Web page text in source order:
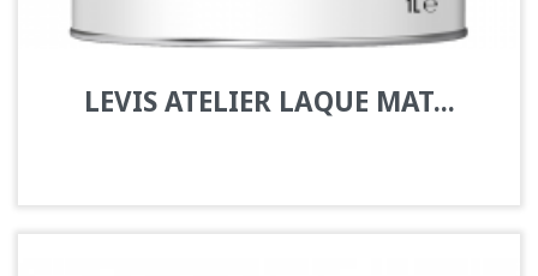
LEVIS ATELIER LAQUE MAT...